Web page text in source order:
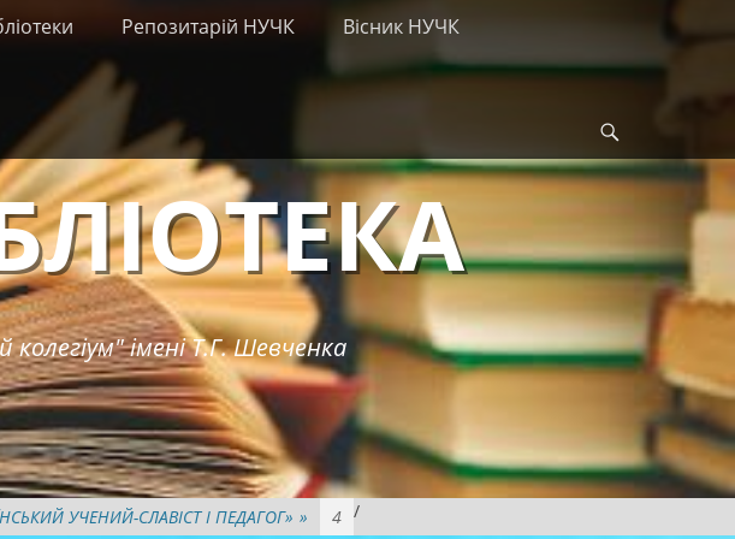
Репозитарій НУЧК
Вісник НУЧК
колегіум" імені Т.Г. Шевченка
/
УЧЕНИЙ-СЛАВІСТ І ПЕДАГОГ» » 4